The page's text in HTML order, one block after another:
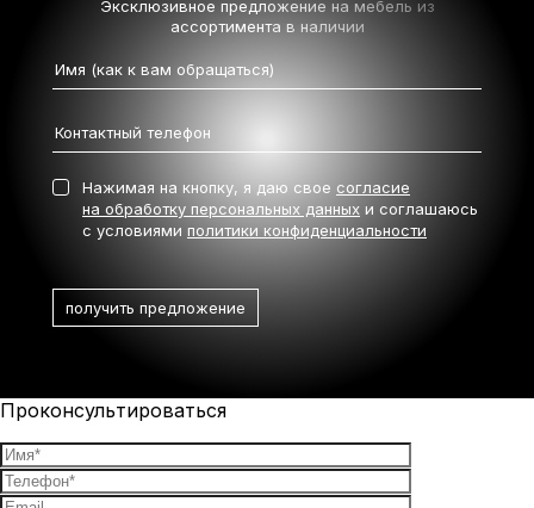
Эксклюзивное предложение на мебель из
ассортимента в наличии
Нажимая на кнопку, я даю свое согласие
на обработку персональных данных и соглашаюсь
с условиями политики конфиденциальности
Проконсультироваться